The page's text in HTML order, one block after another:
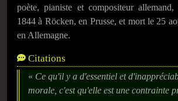
poète, pianiste et compositeur
1844 à Röcken, en Prusse, et mort le 25
en Allemagne.
Citations
« Ce qu'il y a d'essentiel et
morale, c'est qu'elle est une contrainte